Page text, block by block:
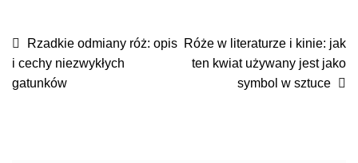
NAWIGACJA
WPISU
Poprzedni
wpis:
Rzadkie odmiany róż: opis
i cechy niezwykłych
gatunków
Następny
wpis:
Róże w literaturze i kinie: jak
ten kwiat używany jest jako
symbol w sztuce